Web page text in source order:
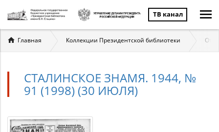
ТВ канал
Вы
здесь
Главная Коллекции Президентской библиотеки
СТАЛИНСКОЕ ЗНАМЯ. 1944, №
91 (1998) (30 ИЮЛЯ)